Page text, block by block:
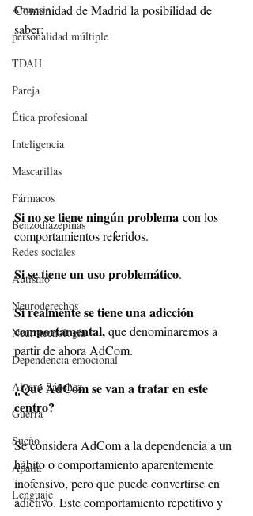
Amnesia
personalidad múltiple
TDAH
Pareja
Ética profesional
Inteligencia
Mascarillas
Fármacos
Benzodiazepinas
Redes sociales
Autismo
Neuroderechos
Neurotecnología
Dependencia emocional
Alvaro Sánchez
Guerra
Sueño
Apatía
Lenguaje
Comunidad de Madrid la posibilidad de
saber:
Si no se tiene ningún problema con los
comportamientos referidos.
Si se tiene un uso problemático.
Si realmente se tiene una adicción
comportamental, que denominaremos a
partir de ahora AdCom.
¿Qué AdCom se van a tratar en este
centro?
Se considera AdCom a la dependencia a un
hábito o comportamiento aparentemente
inofensivo, pero que puede convertirse en
adictivo. Este comportamiento repetitivo y